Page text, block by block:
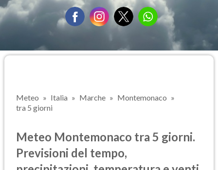
Meteo Italia Marche
Montemonaco
tra 5 giorni
Meteo Montemonaco tra 5 giorni.
Previsioni del tempo,